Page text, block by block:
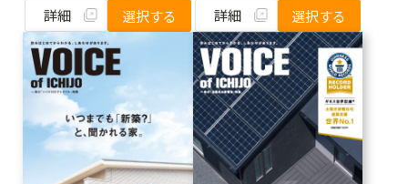
詳細
選択する 詳細 選択する